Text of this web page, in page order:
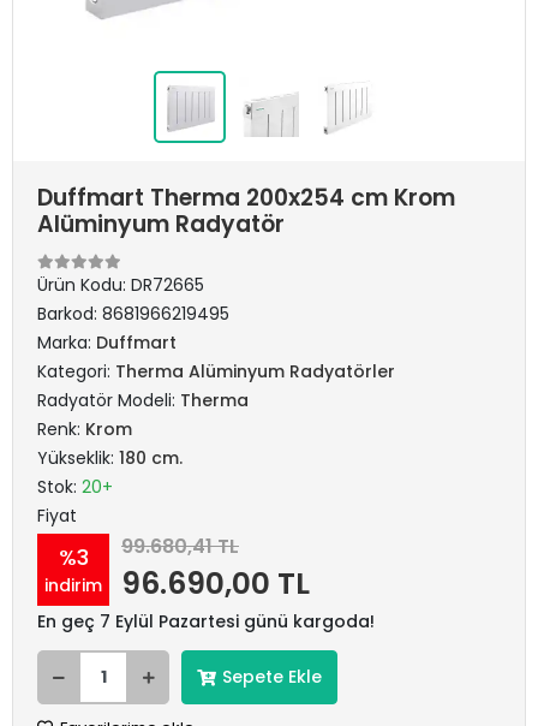
Duffmart Therma 200x254 cm Krom
Alüminyum Radyatör
Ürün Kodu: DR72665
Barkod: 8681966219495
Marka: Duffmart
Kategori: Therma Alüminyum Radyatörler
Radyatör Modeli: Therma
Renk: Krom
Yükseklik: 180 cm.
Stok: 20+
Fiyat
%3
indirim
99.680,41 TL
96.690,00 TL
En geç 7 Eylül Pazartesi günü kargoda!
Sepete Ekle